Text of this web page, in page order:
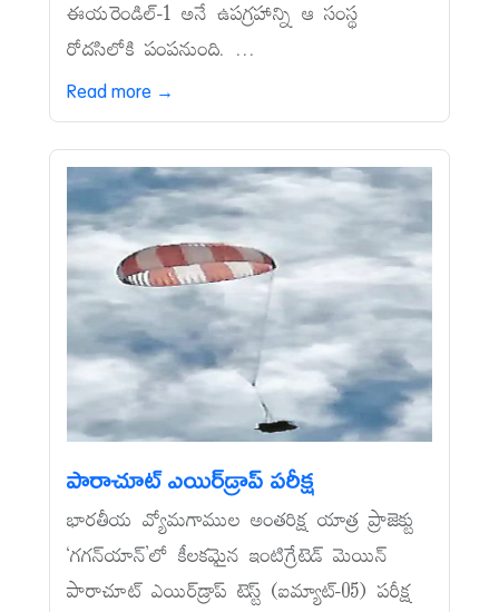
ఈయరెండిల్‌-1 అనే ఉపగ్రహాన్ని ఆ సంస్థ
రోదసిలోకి పంపనుంది. ...
Read more →
పారాచూట్‌ ఎయిర్‌డ్రాప్‌ పరీక్ష
భారతీయ వ్యోమగాముల అంతరిక్ష యాత్ర ప్రాజెక్టు
‘గగన్‌యాన్‌’లో కీలకమైన ఇంటిగ్రేటెడ్‌ మెయిన్‌
పారాచూట్‌ ఎయిర్‌డ్రాప్‌ టెస్ట్‌ (ఐమ్యాట్‌-05) పరీక్ష